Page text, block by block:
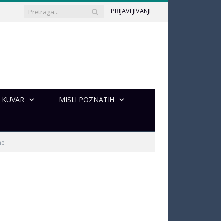
PRIJAVLJIVANJE
KUVAR MISLI POZNATIH